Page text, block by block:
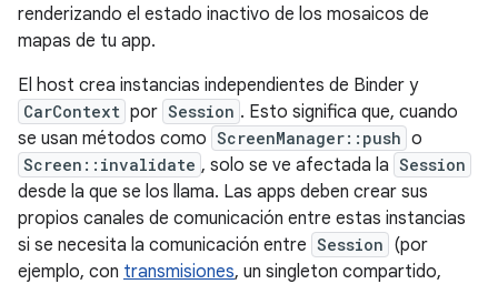
renderizando el estado inactivo de los mosaicos de
mapas de tu app.
El host crea instancias independientes de Binder y
CarContext por Session . Esto significa que, cuando
se usan métodos como ScreenManager::push o
Screen::invalidate , solo se ve afectada la Session
desde la que se los llama. Las apps deben crear sus
propios canales de comunicación entre estas instancias
si se necesita la comunicación entre Session (por
ejemplo, con transmisiones, un singleton compartido,